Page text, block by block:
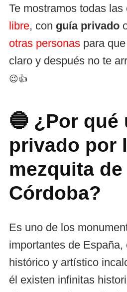
Te mostramos todas las
libre, con guía privado
otras personas para
claro y después no te
😉👍
🔵 ¿Por qué
privado por
mezquita de
Córdoba?
Es uno de los
importantes de España,
histórico y artístico
él existen infinitas